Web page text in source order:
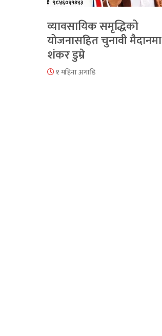
व्यावसायिक समृद्धिको
योजनासहित चुनावी मैदानमा
शंकर डुम्रे
१ महिना अगाडि